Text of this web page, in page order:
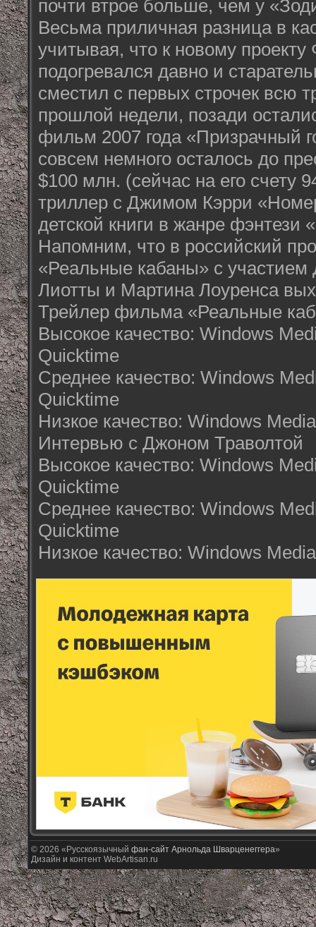
почти втрое больше, чем у
Весьма приличная разница в
учитывая, что к новому
подогревался давно и
сместил с первых строчек всю
прошлой недели, позади
фильм 2007 года «Призрачный
совсем немного осталось до
$100 млн. (сейчас на его счету
триллер с Джимом Кэрри
детской книги в жанре фэнтези
Напомним, что в российский
«Реальные кабаны» с
Лиотты и Мартина Лоуренса
Трейлер фильма «Реальные
Высокое качество: Windows
Quicktime
Среднее качество: Windows
Quicktime
Низкое качество: Windows
Интервью с Джоном Траволтой
Высокое качество: Windows
Quicktime
Среднее качество: Windows
Quicktime
Низкое качество: Windows
© 2026 «Русскоязычный фан-сайт Арнольда Шварценеггера»
Дизайн и контент WebArtisan.ru